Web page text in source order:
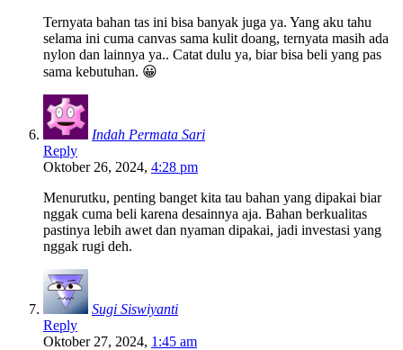
Ternyata bahan tas ini bisa banyak juga ya. Yang aku tahu
selama ini cuma canvas sama kulit doang, ternyata masih ada
nylon dan lainnya ya.. Catat dulu ya, biar bisa beli yang pas
sama kebutuhan. 😀
Indah Permata Sari
Reply
Oktober 26, 2024, 4:28 pm
Menurutku, penting banget kita tau bahan yang dipakai biar
nggak cuma beli karena desainnya aja. Bahan berkualitas
pastinya lebih awet dan nyaman dipakai, jadi investasi yang
nggak rugi deh.
Sugi Siswiyanti
Reply
Oktober 27, 2024, 1:45 am